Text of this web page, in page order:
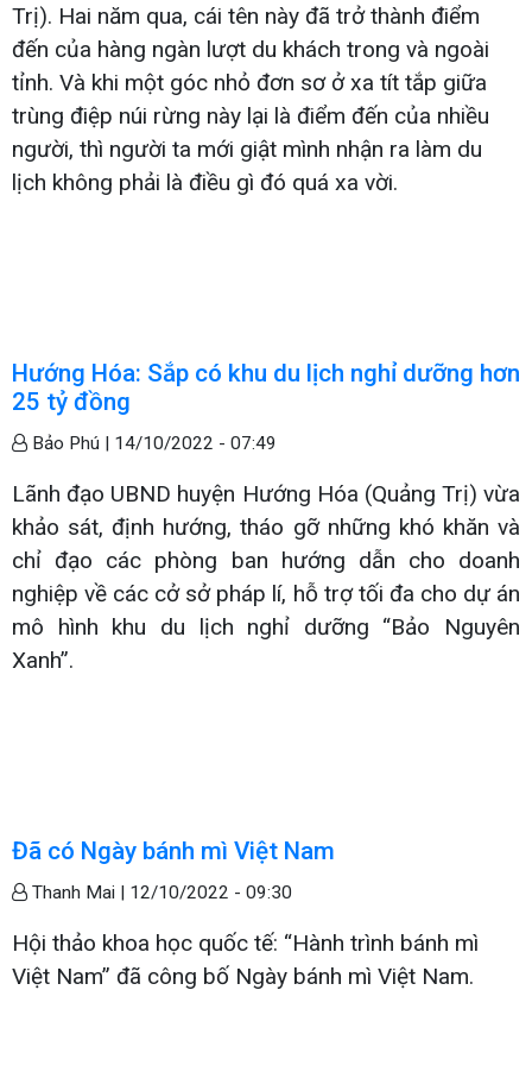
Trị). Hai năm qua, cái tên này đã trở thành điểm
đến của hàng ngàn lượt du khách trong và ngoài
tỉnh. Và khi một góc nhỏ đơn sơ ở xa tít tắp giữa
trùng điệp núi rừng này lại là điểm đến của nhiều
người, thì người ta mới giật mình nhận ra làm du
lịch không phải là điều gì đó quá xa vời.
Hướng Hóa: Sắp có khu du lịch nghỉ dưỡng hơn
25 tỷ đồng
Bảo Phú | 14/10/2022 - 07:49
Lãnh đạo UBND huyện Hướng Hóa (Quảng Trị) vừa
khảo sát, định hướng, tháo gỡ những khó khăn và
chỉ đạo các phòng ban hướng dẫn cho doanh
nghiệp về các cở sở pháp lí, hỗ trợ tối đa cho dự án
mô hình khu du lịch nghỉ dưỡng “Bảo Nguyên
Xanh”.
Đã có Ngày bánh mì Việt Nam
Thanh Mai | 12/10/2022 - 09:30
Hội thảo khoa học quốc tế: “Hành trình bánh mì
Việt Nam” đã công bố Ngày bánh mì Việt Nam.